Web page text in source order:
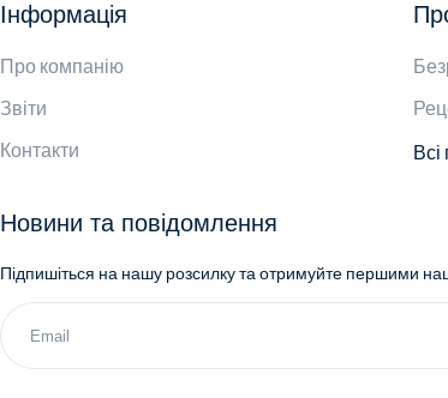
Інформація
Про компанію
Звіти
Контакти
Всі
Новини та повідомлення
Підпишіться на нашу розсилку та отримуйте першими